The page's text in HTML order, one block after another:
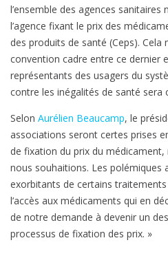
l’ensemble des agences
l’agence fixant le prix des
des produits de santé (Ceps). Cela
convention cadre entre ce dernier
représentants des usagers du
contre les inégalités de santé sera
Selon Aurélien Beaucamp, le
associations seront certes prises
de fixation du prix du
nous souhaitions. Les polémiques
exorbitants de certains
l’accès aux médicaments qui en
de notre demande à devenir un
processus de fixation des prix. »